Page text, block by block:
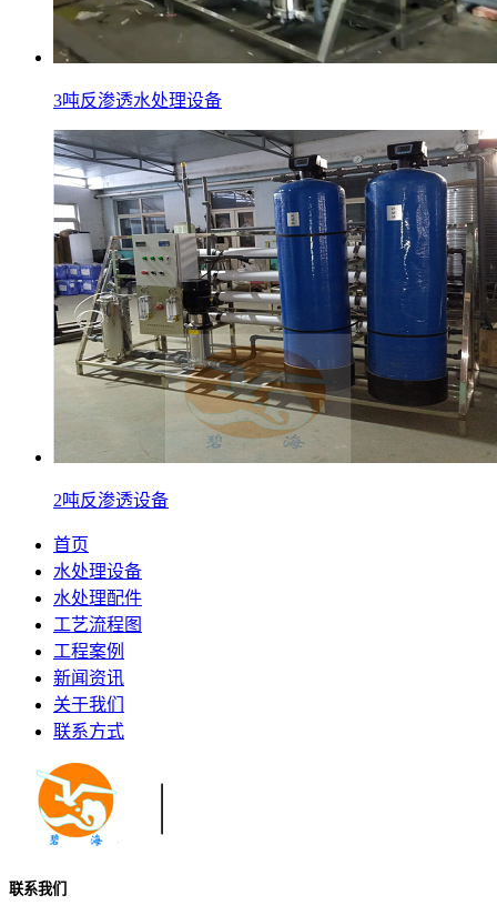
3吨反渗透水处理设备
2吨反渗透设备
首页
水处理设备
水处理配件
工艺流程图
工程案例
新闻资讯
关于我们
联系方式
联系我们